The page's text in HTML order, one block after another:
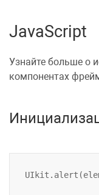
JavaScript
Узнайте больше о
компонентах